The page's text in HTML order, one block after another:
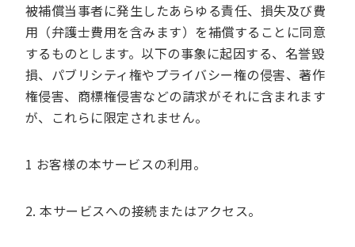
被補償当事者に発生したあらゆる責任、損失及び費
用（弁護士費用を含みます）を補償することに同意
するものとします。以下の事象に起因する、名誉毀
損、パブリシティ権やプライバシー権の侵害、著作
権侵害、商標権侵害などの請求がそれに含まれます
が、これらに限定されません。
1 お客様の本サービスの利用。
2. 本サービスへの接続またはアクセス。